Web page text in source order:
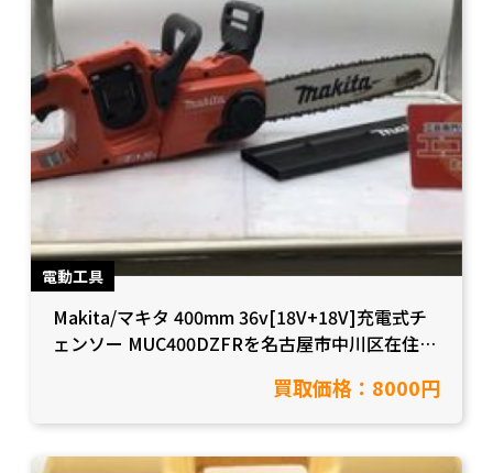
電動工具
Makita/マキタ 400mm 36v[18V+18V]充電式チ
ェンソー MUC400DZFRを名古屋市中川区在住の
買取価格：8000円